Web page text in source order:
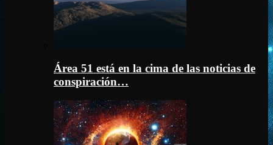
Área 51 está en la cima de las noticias de
conspiración…